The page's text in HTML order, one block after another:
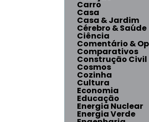
Carro
Casa
Casa & Jardim
Cérebro & Saúde
Ciência
Comentário &
Comparativos
Construção Civil
Cosmos
Cozinha
Cultura
Economia
Educação
Energia Nuclear
Energia Verde